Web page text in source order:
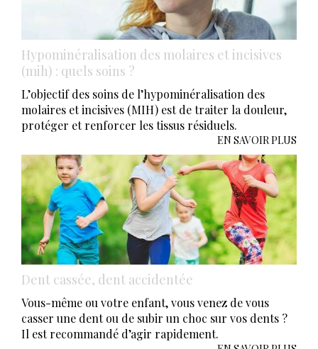
Hypominéralisation des molaires et incisives
(mih) : quels soins ?
L’objectif des soins de l’hypominéralisation des
molaires et incisives (MIH) est de traiter la douleur,
protéger et renforcer les tissus résiduels.
EN SAVOIR PLUS
Dent cassée, dent accidentée
Vous-même ou votre enfant, vous venez de vous
casser une dent ou de subir un choc sur vos dents ?
Il est recommandé d’agir rapidement.